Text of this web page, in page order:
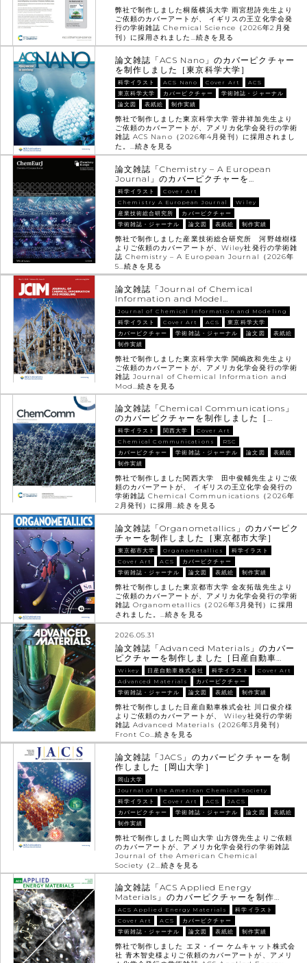
弊社で制作しました桐蔭横浜大学 雨宮想詩先生より
ご依頼のカバーアートが、 イギリスの王立化学会発
行の学術雑誌 Chemical Science（2026年2月発
刊）に採用されました…続きを見る
論文雑誌「ACS Nano」のカバーピクチャー
を制作しました［東京科学大学］
科学イラスト ACS Nano Cover Art
ACS
東京科学大学
カバーピクチャー
学術雑誌・ジャーナル
論文図
表紙絵 制作実績
弊社で制作しました東京科学大学 菅井祥加先生より
ご依頼のカバーアートが、アメリカ化学会発行の学術
雑誌 ACS Nano（2026年4月発刊）に採用されまし
た。…続きを見る
論文雑誌「Chemistry – A European
Journal」のカバーピクチャーを…
科学イラスト
Cover Art
Chemistry A European Journal
Wiley
産業技術総合研究所
カバーピクチャー
学術雑誌・ジャーナル
論文図 表紙絵 制作実績
弊社で制作しました産業技術総合研究所 河野雄樹様
よりご依頼のカバーアートが、Wiley社発行の学術雑
誌 Chemistry – A European Journal（2026年
5…続きを見る
論文雑誌「Journal of Chemical
Information and Model…
Journal of Chemical Information and Modeling
科学イラスト
Cover Art ACS
東京科学大学
カバーピクチャー
学術雑誌・ジャーナル 論文図
表紙絵
制作実績
弊社で制作しました東京科学大学 関嶋政和先生より
ご依頼のカバーアートが、アメリカ化学会発行の学術
雑誌 Journal of Chemical Information and
Mod…続きを見る
論文雑誌「Chemical Communications」
のカバーピクチャーを制作しました［…
科学イラスト 関西大学
Cover Art
Chemical Communications
RSC
カバーピクチャー
学術雑誌・ジャーナル 論文図
表紙絵
制作実績
弊社で制作しました関西大学 田中俊輔先生よりご依
頼のカバーアートが、 イギリスの王立化学会発行の
学術雑誌 Chemical Communications（2026年
2月発刊）に採用…続きを見る
論文雑誌「Organometallics」のカバーピク
チャーを制作しました［東京都市大学］
東京都市大学 Organometallics
科学イラスト
Cover Art
ACS
カバーピクチャー
学術雑誌・ジャーナル
論文図 表紙絵 制作実績
弊社で制作しました東京都市大学 金友拓哉先生より
ご依頼のカバーアートが、アメリカ化学会発行の学術
雑誌 Organometallics（2026年3月発刊）に採用
されました。…続きを見る
2026.05.31
論文雑誌「Advanced Materials」のカバー
ピクチャーを制作しました［日産自動車…
Wikey 日産自動車株式会社 科学イラスト
Cover Art
Advanced Materials
カバーピクチャー
学術雑誌・ジャーナル
論文図 表紙絵 制作実績
弊社で制作しました日産自動車株式会社 川口俊介様
よりご依頼のカバーアートが、 Wiley社発行の学術
雑誌 Advanced Materials（2026年3月発刊）
Front Co…続きを見る
論文雑誌「JACS」のカバーピクチャーを制
作しました［岡山大学］
岡山大学
Journal of the American Chemical Society
科学イラスト
Cover Art ACS
JACS
カバーピクチャー
学術雑誌・ジャーナル 論文図
表紙絵
制作実績
弊社で制作しました岡山大学 山方啓先生よりご依頼
のカバーアートが、アメリカ化学会発行の学術雑誌
Journal of the American Chemical
Society（2…続きを見る
論文雑誌「ACS Applied Energy
Materials」のカバーピクチャーを制作…
ACS Applied Energy Materials
科学イラスト
Cover Art
ACS
カバーピクチャー
学術雑誌・ジャーナル
論文図 表紙絵 制作実績
弊社で制作しました エヌ・イー ケムキャット株式会
社 青木智史様よりご依頼のカバーアートが、アメリ